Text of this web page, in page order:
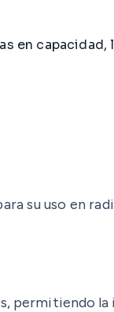
su uso en
permitiendo